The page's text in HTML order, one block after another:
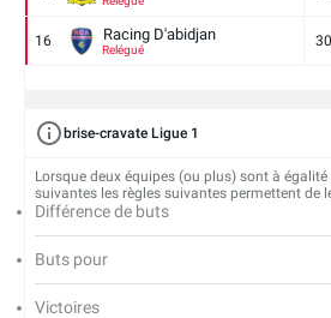
16 Racing D'abidjan
Relégué
30
brise-cravate Ligue 1
Lorsque deux équipes (ou plus) sont à
suivantes les règles suivantes permettent de
Différence de buts
Buts pour
Victoires